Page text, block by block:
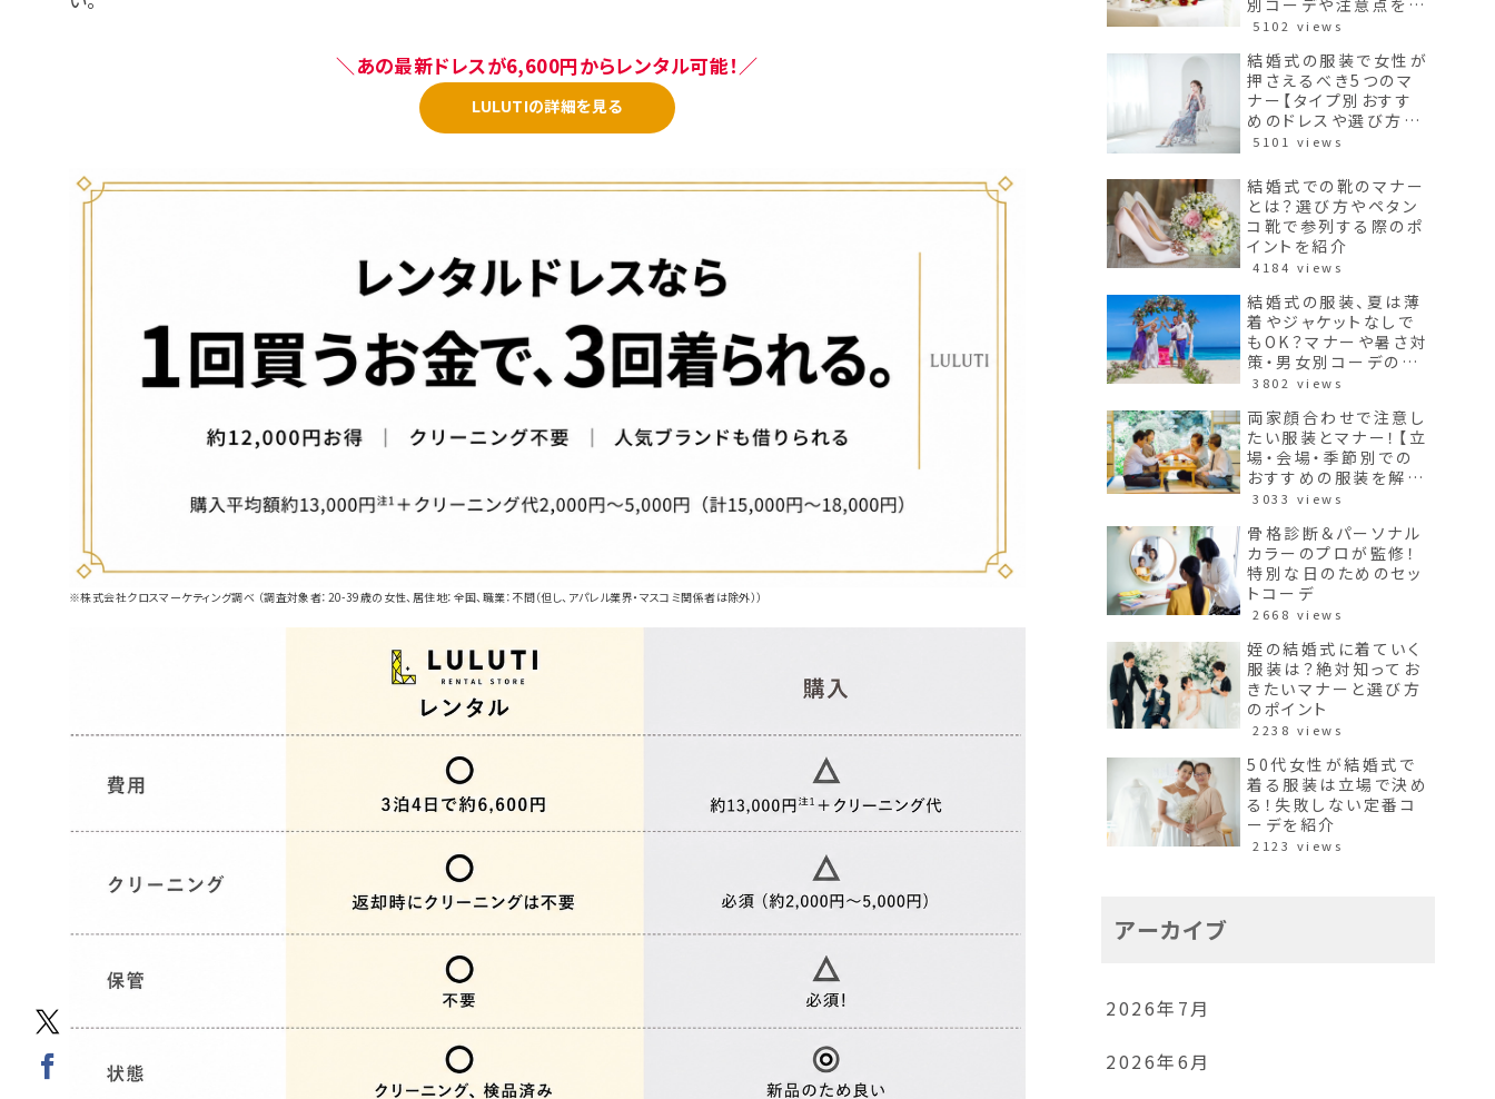
＼あの最新ドレスが6,600円からレンタル可能！／
LULUTIの詳細を見る
※株式会社クロスマーケティング調べ （調査対象者：20-39歳の女性、居住地：全国、職業：不問（但し、アパレル業界・マスコミ関係者は除外））
別コーデや注意点を紹
介！
5102 views
結婚式の服装で女性が
押さえるべき5つのマ
ナー【タイプ別おすす
めのドレスや選び方も
紹介】
5101 views
結婚式での靴のマナー
とは？選び方やペタン
コ靴で参列する際のポ
イントを紹介
4184 views
結婚式の服装、夏は薄
着やジャケットなしで
もOK？マナーや暑さ対
策・男女別コーデのポ
イントを紹介
3802 views
両家顔合わせで注意し
たい服装とマナー！【立
場・会場・季節別での
おすすめの服装を解
説】
3033 views
骨格診断＆パーソナル
カラーのプロが監修！
特別な日のためのセッ
トコーデ
2668 views
姪の結婚式に着ていく
服装は？絶対知ってお
きたいマナーと選び方
のポイント
2238 views
50代女性が結婚式で
着る服装は立場で決め
る！失敗しない定番コ
ーデを紹介
2123 views
アーカイブ
2026年7月
2026年6月